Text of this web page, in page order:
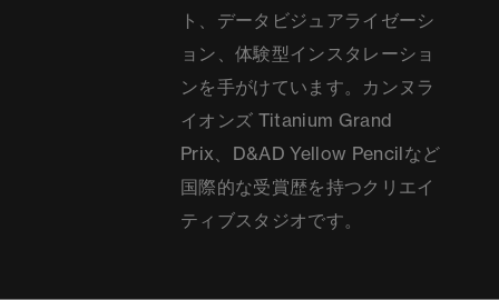
ト、データビジュアライゼーシ
ョン、体験型インスタレーショ
ンを手がけています。カンヌラ
イオンズ Titanium Grand
Prix、D&AD Yellow Pencilなど
国際的な受賞歴を持つクリエイ
ティブスタジオです。